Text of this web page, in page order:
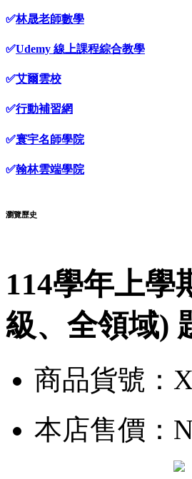
✅林晟老師數學
✅Udemy 線上課程綜合教學
✅艾爾雲校
✅行動補習網
✅寰宇名師學院
✅翰林雲端學院
瀏覽歷史
114學年上學
級、全領域)
商品貨號：
本店售價：